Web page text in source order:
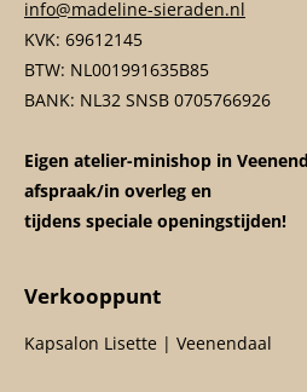
info@madeline-sieraden.nl
KVK: 69612145
BTW: NL001991635B85
BANK: NL32 SNSB 0705766926
Eigen atelier-minishop in
afspraak/in overleg en
tijdens speciale openingstijden!
Verkooppunt
Kapsalon Lisette | Veenendaal